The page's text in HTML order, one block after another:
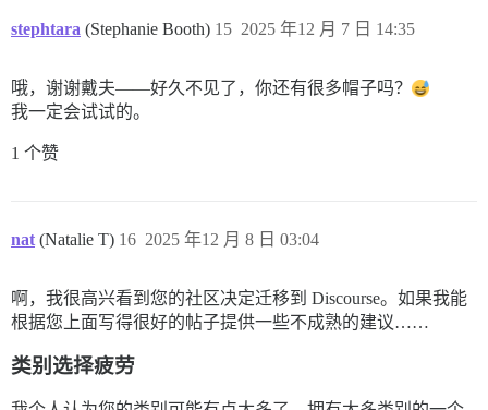
stephtara (Stephanie Booth) 2025 年12 月 7 日 14:35
15
哦，谢谢戴夫——好久不见了，你还有很多帽子吗？
我一定会试试的。
1 个赞
nat (Natalie T) 2025 年12 月 8 日 03:04
16
啊，我很高兴看到您的社区决定迁移到 Discourse。如果我能
根据您上面写得很好的帖子提供一些不成熟的建议……
类别选择疲劳